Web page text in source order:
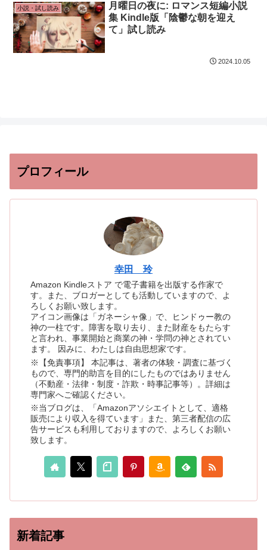
小説・試し読み
月曜日の夜に: ロマンス短編小説
集 Kindle版「陰鬱な朝を迎え
て」試し読み
2024.10.05
プロフィール
幸田 玲
Amazon Kindleストア で電子書籍を出版する作家で
す。また、ブロガーとしても活動していますので、よ
ろしくお願い致します。
アイコン画像は「ガネーシャ像」で、ヒンドゥー教の
神の一柱です。障害を取り去り、また財産をもたらす
と言われ、事業開始と商業の神・学問の神とされてい
ます。 因みに、わたしは自由思想家です。
※【免責事項】 本記事は、著者の体験・調査に基づく
もので、専門的助言を目的にしたものではありません
（不動産・法律・制度・詐欺・時事記事等）。詳細は
専門家へご確認ください。
※当ブログは、「Amazonアソシエイトとして、適格
販売により収入を得ています」また、第三者配信の広
告サービスも利用しておりますので、よろしくお願い
致します。
新着記事